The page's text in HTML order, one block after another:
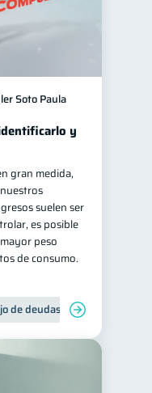
Soto Paula
y
gran medida,
suelen ser
es posible
peso
de consumo.
de deudas